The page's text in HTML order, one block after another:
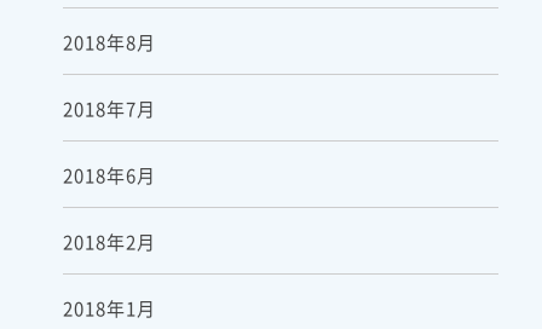
2018年8月
2018年7月
2018年6月
2018年2月
2018年1月